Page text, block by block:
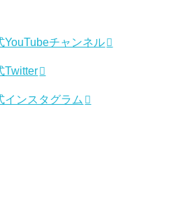
YouTubeチャンネル
Twitter
インスタグラム